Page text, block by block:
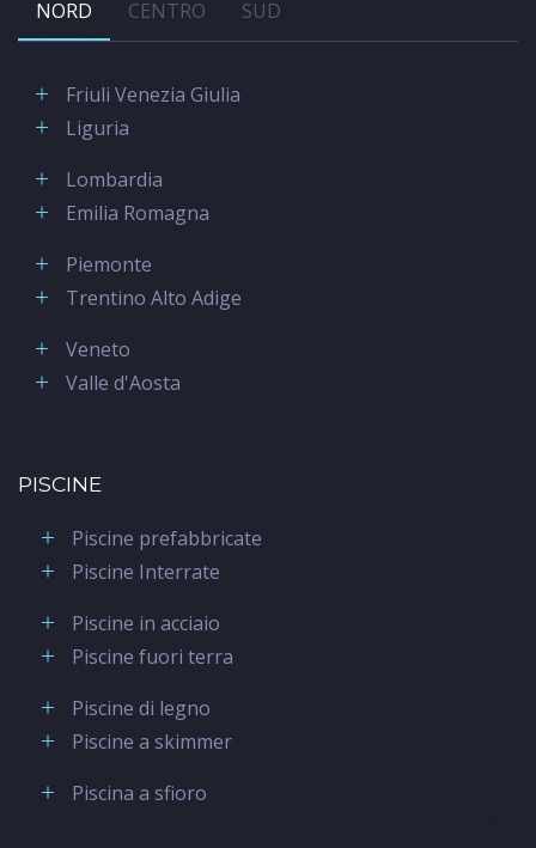
NORD CENTRO SUD
Friuli Venezia Giulia
Liguria
Lombardia
Emilia Romagna
Piemonte
Trentino Alto Adige
Veneto
Valle d'Aosta
PISCINE
Piscine prefabbricate
Piscine Interrate
Piscine in acciaio
Piscine fuori terra
Piscine di legno
Piscine a skimmer
Piscina a sfioro